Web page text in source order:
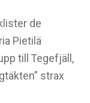
de
Pietilä
till Tegefjäll,
strax